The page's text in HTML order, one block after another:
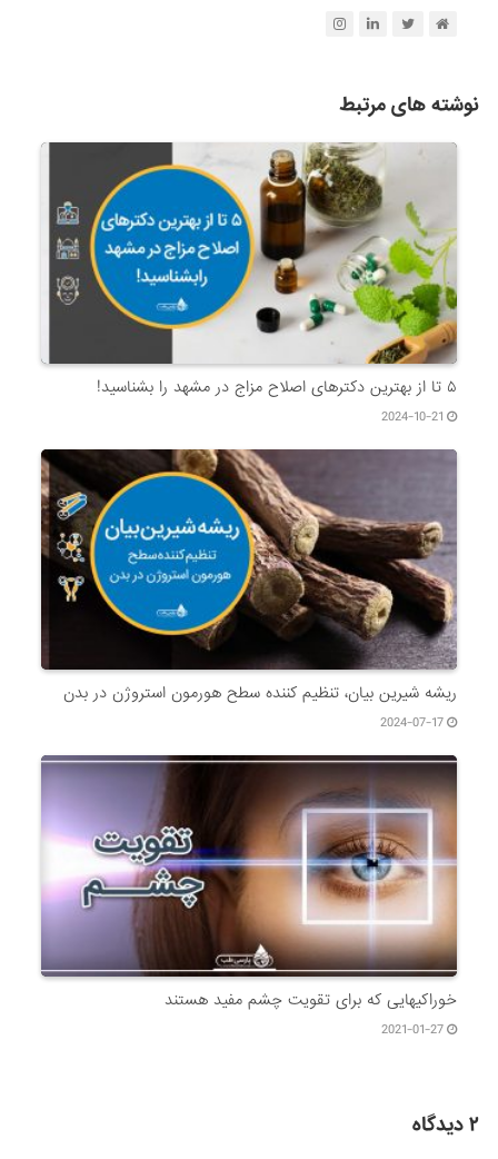
نوشته های مرتبط
۵ تا از بهترین دکتر‌های اصلاح مزاج در مشهد را بشناسید!
2024-10-21
ریشه شیرین بیان، تنظیم کننده سطح هورمون استروژن در بدن
2024-07-17
خوراکیهایی که برای تقویت چشم مفید هستند
2021-01-27
۲ دیدگاه